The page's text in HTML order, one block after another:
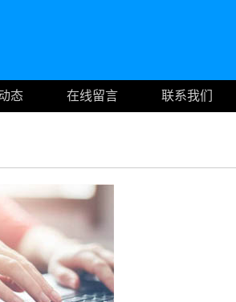
态 在线留言
联系我们